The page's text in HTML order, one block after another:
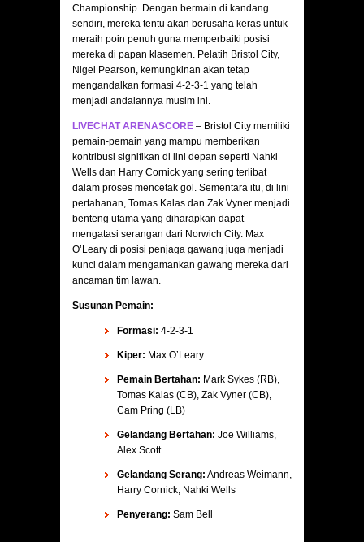
Championship. Dengan bermain di kandang
sendiri, mereka tentu akan berusaha keras untuk
meraih poin penuh guna memperbaiki posisi
mereka di papan klasemen. Pelatih Bristol City,
Nigel Pearson, kemungkinan akan tetap
mengandalkan formasi 4-2-3-1 yang telah
menjadi andalannya musim ini.
LIVECHAT ARENASCORE – Bristol City memiliki
pemain-pemain yang mampu memberikan
kontribusi signifikan di lini depan seperti Nahki
Wells dan Harry Cornick yang sering terlibat
dalam proses mencetak gol. Sementara itu, di lini
pertahanan, Tomas Kalas dan Zak Vyner menjadi
benteng utama yang diharapkan dapat
mengatasi serangan dari Norwich City. Max
O’Leary di posisi penjaga gawang juga menjadi
kunci dalam mengamankan gawang mereka dari
ancaman tim lawan.
Susunan Pemain:
Formasi: 4-2-3-1
Kiper: Max O’Leary
Pemain Bertahan: Mark Sykes (RB),
Tomas Kalas (CB), Zak Vyner (CB),
Cam Pring (LB)
Gelandang Bertahan: Joe Williams,
Alex Scott
Gelandang Serang: Andreas Weimann,
Harry Cornick, Nahki Wells
Penyerang: Sam Bell